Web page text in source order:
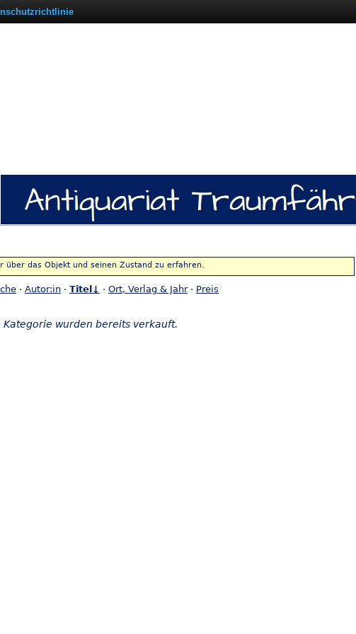
über das Objekt und seinen Zustand zu erfahren.
· Autor:in · Titel↓ · Ort, Verlag & Jahr· Preis
wurden bereits verkauft.